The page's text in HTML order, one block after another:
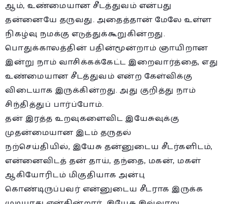
ஆம், உண்மையான சீடத்துவம் என்பது
தன்னையே தருவது. அதைத்தான் மேலே உள்ள
நிகழ்வு நமக்கு எடுத்துக்கூறுகின்றது.
பொதுக்காலத்தின் பதின்மூன்றாம் ஞாயிறான
இன்று நாம் வாசிக்கக்கேட்ட இறைவார்த்தை, எது
உண்மையான சீடத்துவம் என்ற கேள்விக்கு
விடையாக இருக்கின்றது. அது குறித்து நாம்
சிந்தித்துப் பார்ப்போம்.
தன் இரத்த உறவுகளைவிட இயேசுவுக்கு
முதன்மையான இடம் தருதல்
நற்செய்தியில், இயேசு தன்னுடைய சீடர்களிடம்,
என்னைவிடத் தன் தாய், தந்தை, மகன், மகள்
ஆகியோரிடம் மிகுதியாக அன்பு
கொண்டிருப்பவர் என்னுடைய சீடராக இருக்க